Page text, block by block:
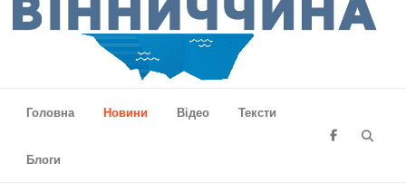
Головна
Новини Відео Тексти
Блоги